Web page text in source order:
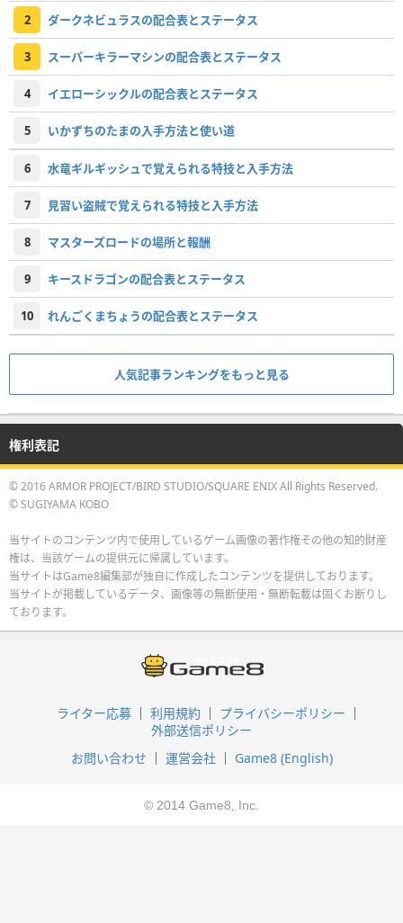
2 ダークネビュラスの配合表とステータス
3 スーパーキラーマシンの配合表とステータス
4 イエローシックルの配合表とステータス
5 いかずちのたまの入手方法と使い道
6 水竜ギルギッシュで覚えられる特技と入手方法
7 見習い盗賊で覚えられる特技と入手方法
8 マスターズロードの場所と報酬
9 キースドラゴンの配合表とステータス
10 れんごくまちょうの配合表とステータス
人気記事ランキングをもっと見る
権利表記
© 2016 ARMOR PROJECT/BIRD STUDIO/SQUARE ENIX All Rights Reserved.
© SUGIYAMA KOBO
当サイトのコンテンツ内で使用しているゲーム画像の著作権その他の知的財産
権は、当該ゲームの提供元に帰属しています。
当サイトはGame8編集部が独自に作成したコンテンツを提供しております。
当サイトが掲載しているデータ、画像等の無断使用・無断転載は固くお断りし
ております。
ライター応募 利用規約
プライバシーポリシー
外部送信ポリシー
お問い合わせ
運営会社 Game8 (English)
© 2014 Game8, Inc.